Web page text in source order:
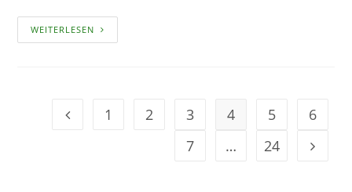
WEITERLESEN MIT
EINER
HIT!
Geh zur Option
1 2 3 4 5
6
7
… 24 Geh